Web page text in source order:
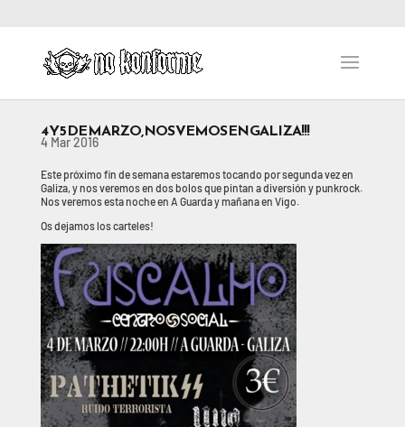
4 Y 5 DE MARZO, NOS VEMOS EN GALIZA!!!
4 Mar 2016
Este próximo fin de semana estaremos tocando por segunda vez en
Galiza, y nos veremos en dos bolos que pintan a diversión y punkrock.
Nos veremos esta noche en A Guarda y mañana en Vigo.
Os dejamos los carteles!